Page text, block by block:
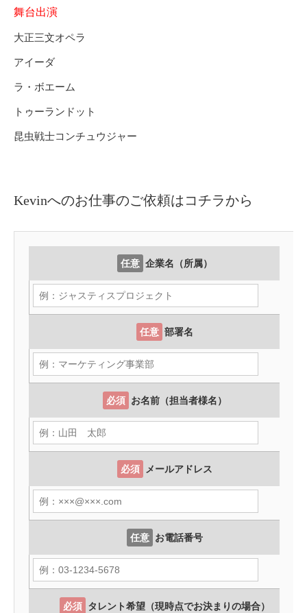
舞台出演
大正三文オペラ
アイーダ
ラ・ボエーム
トゥーランドット
昆虫戦士コンチュウジャー
Kevinへのお仕事のご依頼はコチラから
任意 企業名（所属）
任意 部署名
必須 お名前（担当者様名）
必須 メールアドレス
任意 お電話番号
必須 タレント希望（現時点でお決まりの場合）